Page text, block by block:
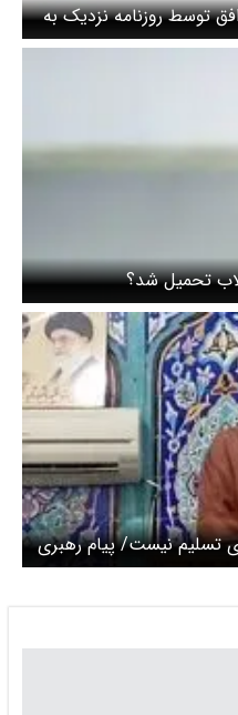
توسط روزنامه نزدیک به
و رئیس‌جمهور مردود
تحمیل شد؟
تسلیم نیست/ پیام رهبری